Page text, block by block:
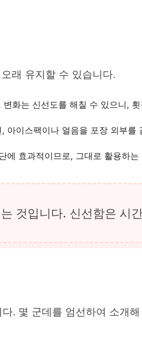
래 유지할 수 있습니다.
화는 신선도를 해칠 수 있으니,
아이스팩이나 얼음을 포장 외부
에 효과적이므로, 그대로 활용하는
것입니다. 신선함은 시
. 몇 군데를 엄선하여 소개